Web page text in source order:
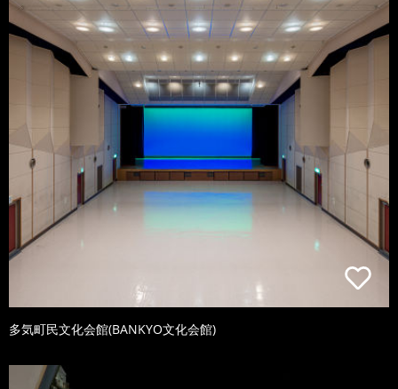
多気町民文化会館(BANKYO文化会館)